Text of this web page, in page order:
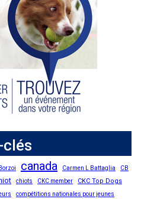
clés
Borzoi canada Carmen L Battaglia
CB
chiots CKC member CKC Top Dogs
compétitions nationales pour jeunes